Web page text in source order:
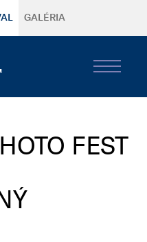
GALÉRIA
FEST